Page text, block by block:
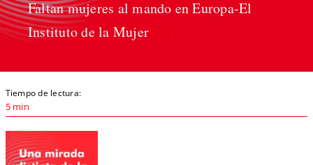
Faltan mujeres al mando en Europa-El
Instituto de la Mujer [...]
Tiempo de lectura:
5 min